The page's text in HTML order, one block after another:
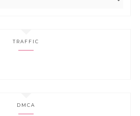
TRAFFIC
DMCA